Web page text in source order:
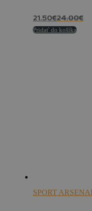
21.50€24.00€
Pridať do košíka
SPORT